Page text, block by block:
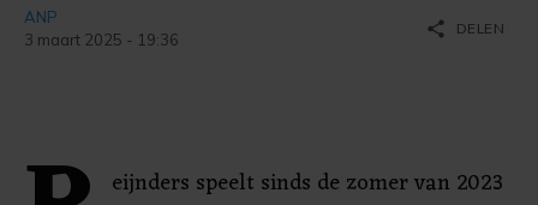
ANP
3 maart 2025 - 19:36
share DELEN
eijnders speelt sinds de zomer van 2023